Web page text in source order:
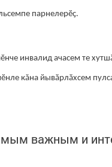
парнелерӗҫ.
инвалид ачасем те
кăна йывӑрлӑхсем
важным и